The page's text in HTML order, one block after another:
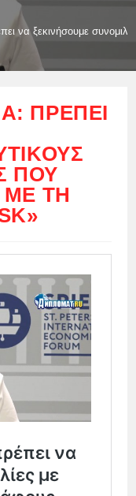
να ξεκινήσουμε
ΠΡΈΠΕΙ
ΠΟΥ
ΜΕ ΤΗ